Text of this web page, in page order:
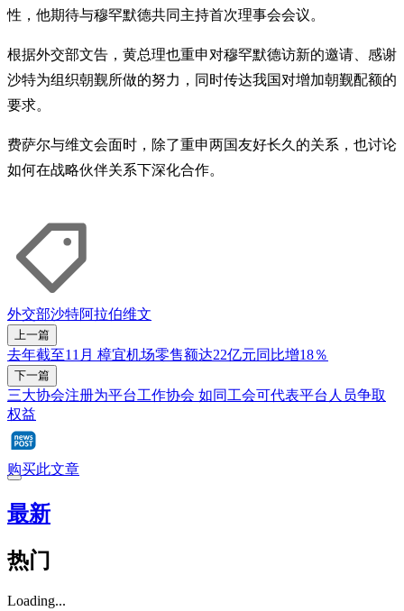
性，他期待与穆罕默德共同主持首次理事会会议。
根据外交部文告，黄总理也重申对穆罕默德访新的邀请、感谢
沙特为组织朝觐所做的努力，同时传达我国对增加朝觐配额的
要求。
费萨尔与维文会面时，除了重申两国友好长久的关系，也讨论
如何在战略伙伴关系下深化合作。
外交部沙特阿拉伯维文
上一篇
去年截至11月 樟宜机场零售额达22亿元同比增18％
下一篇
三大协会注册为平台工作协会 如同工会可代表平台人员争取
权益
购买此文章
最新
热门
Loading...